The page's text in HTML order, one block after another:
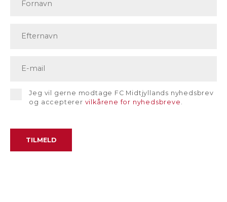
Jeg vil gerne modtage FC Midtjyllands nyhedsbrev
og accepterer vilkårene for nyhedsbreve .